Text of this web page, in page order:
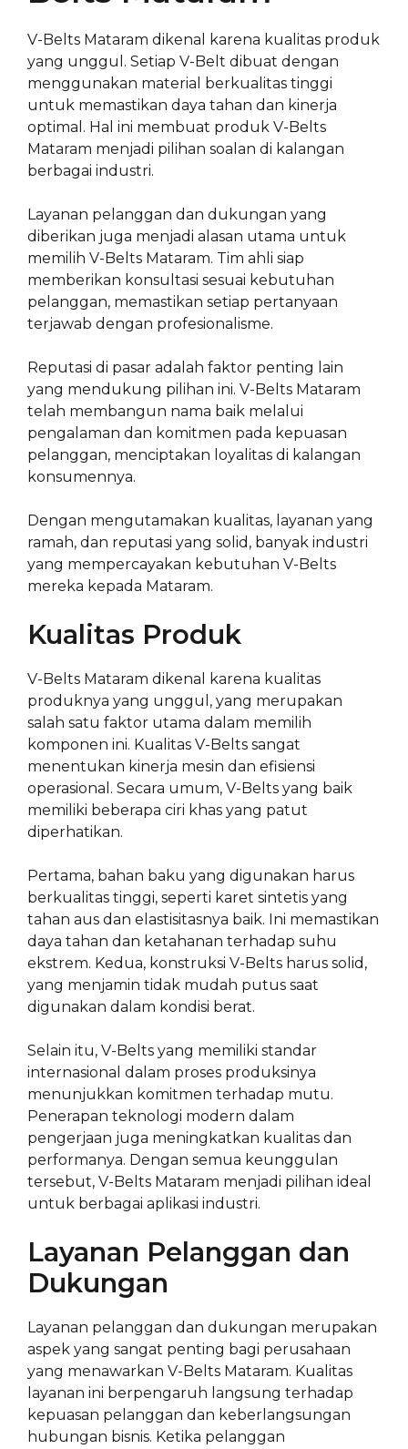
V-Belts Mataram dikenal karena kualitas produk
yang unggul. Setiap V-Belt dibuat dengan
menggunakan material berkualitas tinggi
untuk memastikan daya tahan dan kinerja
optimal. Hal ini membuat produk V-Belts
Mataram menjadi pilihan soalan di kalangan
berbagai industri.
Layanan pelanggan dan dukungan yang
diberikan juga menjadi alasan utama untuk
memilih V-Belts Mataram. Tim ahli siap
memberikan konsultasi sesuai kebutuhan
pelanggan, memastikan setiap pertanyaan
terjawab dengan profesionalisme.
Reputasi di pasar adalah faktor penting lain
yang mendukung pilihan ini. V-Belts Mataram
telah membangun nama baik melalui
pengalaman dan komitmen pada kepuasan
pelanggan, menciptakan loyalitas di kalangan
konsumennya.
Dengan mengutamakan kualitas, layanan yang
ramah, dan reputasi yang solid, banyak industri
yang mempercayakan kebutuhan V-Belts
mereka kepada Mataram.
Kualitas Produk
V-Belts Mataram dikenal karena kualitas
produknya yang unggul, yang merupakan
salah satu faktor utama dalam memilih
komponen ini. Kualitas V-Belts sangat
menentukan kinerja mesin dan efisiensi
operasional. Secara umum, V-Belts yang baik
memiliki beberapa ciri khas yang patut
diperhatikan.
Pertama, bahan baku yang digunakan harus
berkualitas tinggi, seperti karet sintetis yang
tahan aus dan elastisitasnya baik. Ini memastikan
daya tahan dan ketahanan terhadap suhu
ekstrem. Kedua, konstruksi V-Belts harus solid,
yang menjamin tidak mudah putus saat
digunakan dalam kondisi berat.
Selain itu, V-Belts yang memiliki standar
internasional dalam proses produksinya
menunjukkan komitmen terhadap mutu.
Penerapan teknologi modern dalam
pengerjaan juga meningkatkan kualitas dan
performanya. Dengan semua keunggulan
tersebut, V-Belts Mataram menjadi pilihan ideal
untuk berbagai aplikasi industri.
Layanan Pelanggan dan
Dukungan
Layanan pelanggan dan dukungan merupakan
aspek yang sangat penting bagi perusahaan
yang menawarkan V-Belts Mataram. Kualitas
layanan ini berpengaruh langsung terhadap
kepuasan pelanggan dan keberlangsungan
hubungan bisnis. Ketika pelanggan